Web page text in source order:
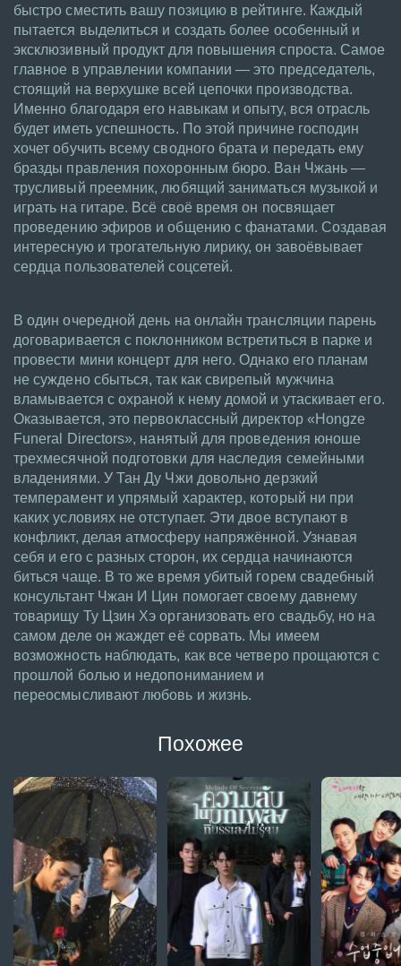
быстро сместить вашу позицию в рейтинге. Каждый
пытается выделиться и создать более особенный и
эксклюзивный продукт для повышения спроста. Самое
главное в управлении компании — это председатель,
стоящий на верхушке всей цепочки производства.
Именно благодаря его навыкам и опыту, вся отрасль
будет иметь успешность. По этой причине господин
хочет обучить всему сводного брата и передать ему
бразды правления похоронным бюро. Ван Чжань —
трусливый преемник, любящий заниматься музыкой и
играть на гитаре. Всё своё время он посвящает
проведению эфиров и общению с фанатами. Создавая
интересную и трогательную лирику, он завоёвывает
сердца пользователей соцсетей.
В один очередной день на онлайн трансляции парень
договаривается с поклонником встретиться в парке и
провести мини концерт для него. Однако его планам
не суждено сбыться, так как свирепый мужчина
вламывается с охраной к нему домой и утаскивает его.
Оказывается, это первоклассный директор «Hongze
Funeral Directors», нанятый для проведения юноше
трехмесячной подготовки для наследия семейными
владениями. У Тан Ду Чжи довольно дерзкий
темперамент и упрямый характер, который ни при
каких условиях не отступает. Эти двое вступают в
конфликт, делая атмосферу напряжённой. Узнавая
себя и его с разных сторон, их сердца начинаются
биться чаще. В то же время убитый горем свадебный
консультант Чжан И Цин помогает своему давнему
товарищу Ту Цзин Хэ организовать его свадьбу, но на
самом деле он жаждет её сорвать. Мы имеем
возможность наблюдать, как все четверо прощаются с
прошлой болью и недопониманием и
переосмысливают любовь и жизнь.
Похожее